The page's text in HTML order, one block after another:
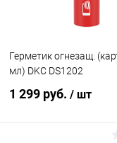
Герметик огнезащ.
мл) DKC DS1202
1 299 руб. / шт